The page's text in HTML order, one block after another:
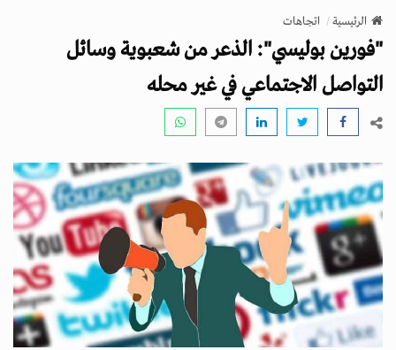
v
g
a
t
n
الرئيسية اتجاهات
"فورين بوليسي": الذعر من شعبوية وسائل
التواصل الاجتماعي في غير محله